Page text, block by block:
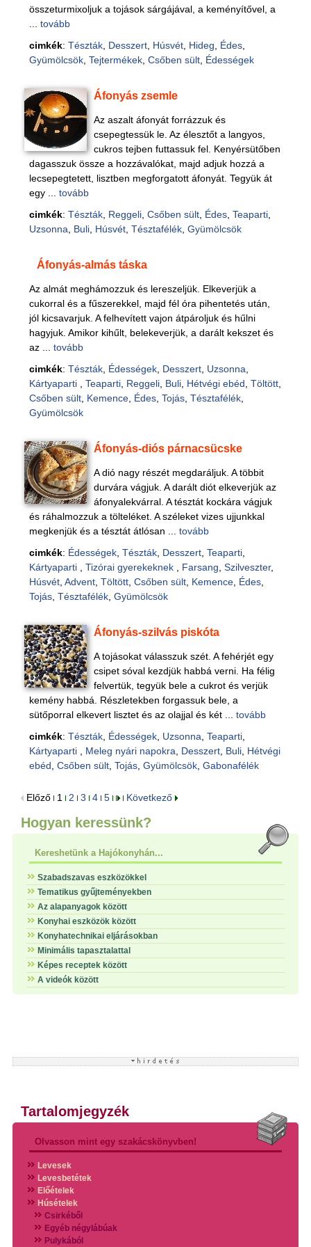
összeturmixoljuk a tojások sárgájával, a keményítővel, a
tovább
cimkék: Tészták, Desszert, Húsvét, Hideg Édes,
Gyümölcsök, Tejtermékek, Csőben sült, Édességek
Áfonyás zsemle
Az aszalt áfonyát forrázzuk és
csepegtessük le. Az élesztőt a langyos,
cukros tejben futtassuk fel. Kenyérsütőben
dagasszuk össze a hozzávalókat, majd adjuk hozzá a
lecsepegtetett, lisztben megforgatott áfonyát. Tegyük át
egy ... tovább
cimkék: Tészták, Reggeli, Csőben sült, Édes, Teaparti,
Uzsonna
Buli, Húsvét, Tésztafélék, Gyümölcsök
Áfonyás-almás táska
Az almát meghámozzuk és lereszeljük. Elkeverjük a
cukorral és a fűszerekkel, majd fél óra pihentetés után,
jól kicsavarjuk. A felhevített vajon átpároljuk és hűlni
hagyjuk. Amikor kihűlt, belekeverjük, a darált kekszet és
az ... tovább
cimkék: Tészták, Édességek, Desszert, Uzsonna
Kártyaparti
Teaparti, Reggeli, Buli, Hétvégi ebéd Töltött,
Csőben sült, Kemence, Édes, Tojás, Tésztafélék,
Gyümölcsök
Áfonyás-diós párnacsücske
A dió nagy részét megdaráljuk. A többit
durvára vágjuk. A darált diót elkeverjük az
áfonyalekvárral. A tésztát kockára vágjuk
és ráhalmozzuk a tölteléket. A széleket vizes ujjunkkal
megkenjük és a tésztát átlósan ... tovább
cimkék: Édességek, Tészták, Desszert, Teaparti,
Kártyaparti
Tizórai gyerekeknek Farsang Szilveszter,
Húsvét, Advent, Töltött, Csőben sült, Kemence, Édes,
Tojás, Tésztafélék, Gyümölcsök
Áfonyás-szilvás piskóta
A tojásokat válasszuk szét. A fehérjét egy
csipet sóval kezdjük habbá verni. Ha félig
felvertük, tegyük bele a cukrot és verjük
kemény habbá. Részletekben forgassuk bele, a
sütőporral elkevert lisztet és az olajjal és két ... tovább
cimkék: Tészták, Édességek, Uzsonna Teaparti,
Kártyaparti
Meleg nyári napokra Desszert, Buli, Hétvégi
ebéd Csőben sült, Tojás, Gyümölcsök, Gabonafélék
Előző 1 2 3 4 5 Következő
Hogyan keressünk?
Kereshetünk a Hajókonyhán...
Szabadszavas eszközökkel
Tematikus gyűjteményekben
Az alapanyagok között
Konyhai eszközök között
Konyhatechnikai eljárásokban
Minimális tapasztalattal
Képes receptek között
A videók között
Tartalomjegyzék
Olvasson mint egy szakácskönyvben!
Levesek
Levesbetétek
Előételek
Húsételek
Csirkéből
Egyéb négylábúak
Pulykából